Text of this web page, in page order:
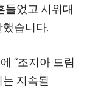
들었고 시위대
습니다.
“조지아 드림
지속될